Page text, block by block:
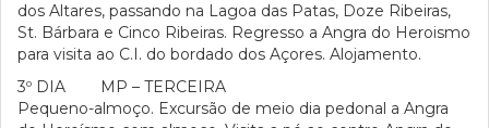
dos Altares, passando na Lagoa das Patas, Doze Ribeiras,
St. Bárbara e Cinco Ribeiras. Regresso a Angra do Heroismo
para visita ao C.I. do bordado dos Açores. Alojamento.
3º DIA MP – TERCEIRA
Pequeno-almoço. Excursão de meio dia pedonal a Angra